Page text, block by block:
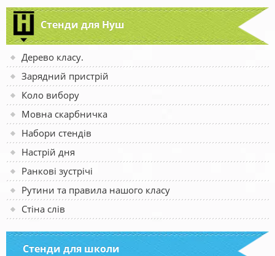
Стенди для Нуш
Дерево класу.
Зарядний пристрій
Коло вибору
Мовна скарбничка
Набори стендів
Настрій дня
Ранкові зустрічі
Рутини та правила нашого класу
Стіна слів
Стенди для школи